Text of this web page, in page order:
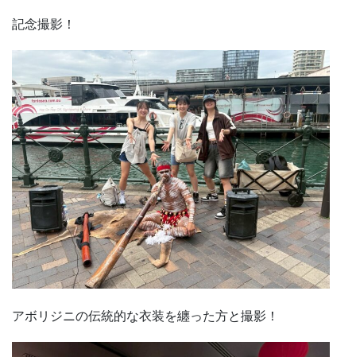
記念撮影！
アボリジニの伝統的な衣装を纏った方と撮影！